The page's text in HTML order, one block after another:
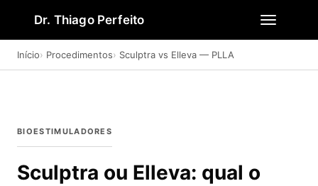
Dr. Thiago Perfeito
Início Procedimentos Sculptra vs Elleva — PLLA
BIOESTIMULADORES
Sculptra ou Elleva: qual o